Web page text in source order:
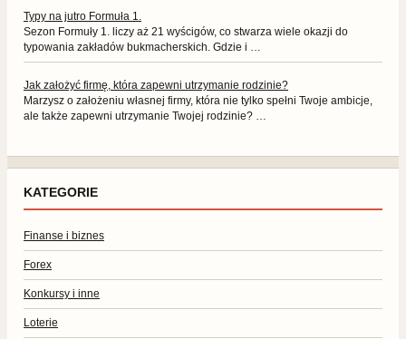
Typy na jutro Formuła 1.
Sezon Formuły 1. liczy aż 21 wyścigów, co stwarza wiele okazji do
typowania zakładów bukmacherskich. Gdzie i …
Jak założyć firmę, która zapewni utrzymanie rodzinie?
Marzysz o założeniu własnej firmy, która nie tylko spełni Twoje ambicje,
ale także zapewni utrzymanie Twojej rodzinie? …
KATEGORIE
Finanse i biznes
Forex
Konkursy i inne
Loterie